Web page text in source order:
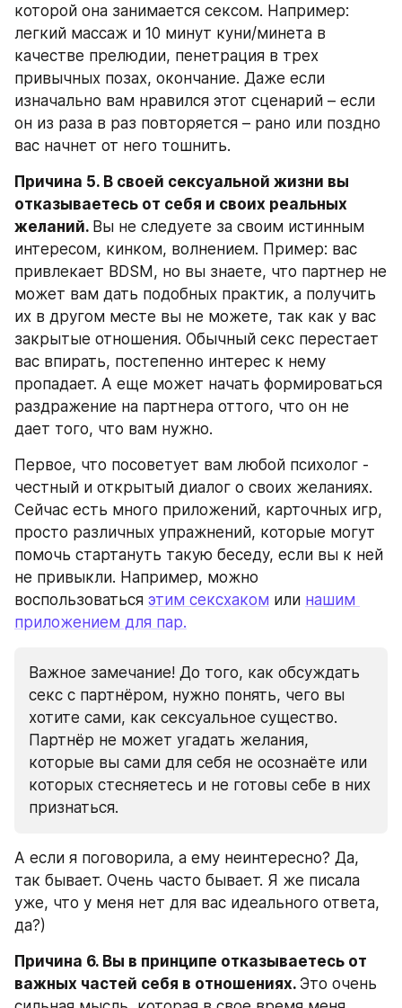
которой она занимается сексом. Например:
легкий массаж и 10 минут куни/минета в
качестве прелюдии, пенетрация в трех
привычных позах, окончание. Даже если
изначально вам нравился этот сценарий – если
он из раза в раз повторяется – рано или поздно
вас начнет от него тошнить.
Причина 5. В своей сексуальной жизни вы
отказываетесь от себя и своих реальных
желаний. Вы не следуете за своим истинным
интересом, кинком, волнением. Пример: вас
привлекает BDSM, но вы знаете, что партнер не
может вам дать подобных практик, а получить
их в другом месте вы не можете, так как у вас
закрытые отношения. Обычный секс перестает
вас впирать, постепенно интерес к нему
пропадает. А еще может начать формироваться
раздражение на партнера оттого, что он не
дает того, что вам нужно.
Первое, что посоветует вам любой психолог -
честный и открытый диалог о своих желаниях.
Сейчас есть много приложений, карточных игр,
просто различных упражнений, которые могут
помочь стартануть такую беседу, если вы к ней
не привыкли. Например, можно
воспользоваться этим сексхаком или нашим
приложением для пар.
Важное замечание! До того, как обсуждать
секс с партнёром, нужно понять, чего вы
хотите сами, как сексуальное существо.
Партнёр не может угадать желания,
которые вы сами для себя не осознаёте или
которых стесняетесь и не готовы себе в них
признаться.
А если я поговорила, а ему неинтересно? Да,
так бывает. Очень часто бывает. Я же писала
уже, что у меня нет для вас идеального ответа,
да?)
Причина 6. Вы в принципе отказываетесь от
важных частей себя в отношениях. Это очень